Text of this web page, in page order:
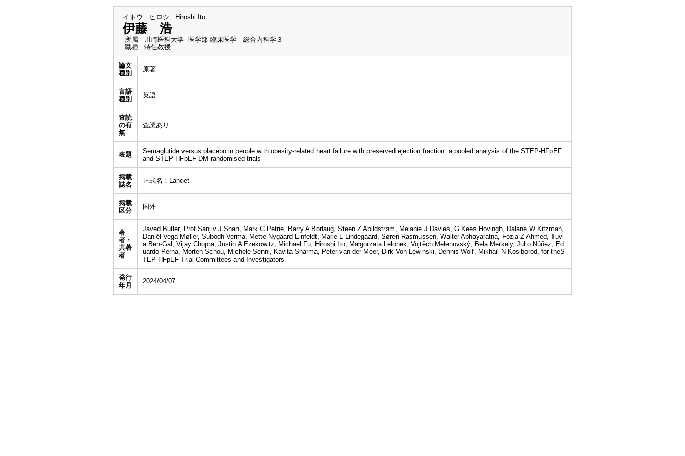
イトウ ヒロシ Hiroshi Ito
伊藤 浩
所属
川崎医科大学 医学部 臨床医学 総合内科学３
職種
特任教授
論文
種別
原著
言語
種別
英語
査読
の有
無
査読あり
表題
Semaglutide versus placebo in people with obesity-related heart failure with preserved ejection fraction: a pooled analysis of the STEP-HFpEF
and STEP-HFpEF DM randomised trials
掲載
誌名
正式名：Lancet
掲載
区分
国外
著
者・
共著
者
Javed Butler, Prof Sanjiv J Shah, Mark C Petrie, Barry A Borlaug, Steen Z Abildstrøm, Melanie J Davies, G Kees Hovingh, Dalane W Kitzman,
Daniél Vega Møller, Subodh Verma, Mette Nygaard Einfeldt, Marie L Lindegaard, Søren Rasmussen, Walter Abhayaratna, Fozia Z Ahmed, Tuvi
a Ben-Gal, Vijay Chopra, Justin A Ezekowitz, Michael Fu, Hiroshi Ito, Małgorzata Lelonek, Vojtěch Melenovský, Bela Merkely, Julio Núñez, Ed
uardo Perna, Morten Schou, Michele Senni, Kavita Sharma, Peter van der Meer, Dirk Von Lewinski, Dennis Wolf, Mikhail N Kosiborod, for theS
TEP-HFpEF Trial Committees and Investigators
発行
年月
2024/04/07